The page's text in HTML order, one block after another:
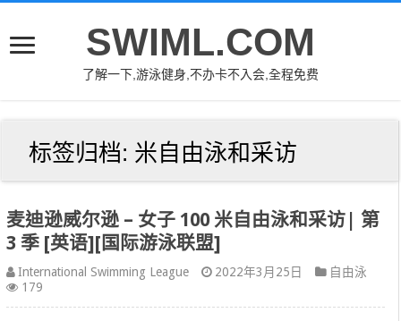
SWIML.COM
了解一下,游泳健身,不办卡不入会,全程免费
标签归档: 米自由泳和采访
麦迪逊威尔逊 – 女子 100 米自由泳和采访| 第
3 季 [英语][国际游泳联盟]
International Swimming League 2022年3月25日
自由泳
179